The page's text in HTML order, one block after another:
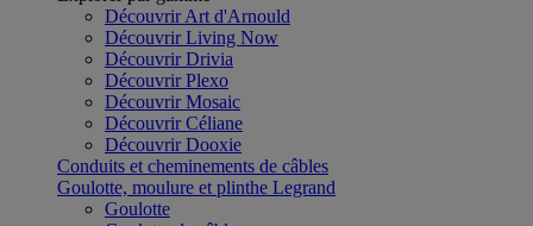
Découvrir Art d'Arnould
Découvrir Living Now
Découvrir Drivia
Découvrir Plexo
Découvrir Mosaic
Découvrir Céliane
Découvrir Dooxie
Conduits et cheminements de câbles
Goulotte, moulure et plinthe Legrand
Goulotte